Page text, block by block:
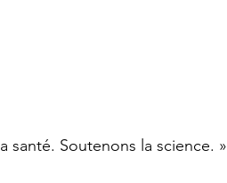
santé. Soutenons la science. »